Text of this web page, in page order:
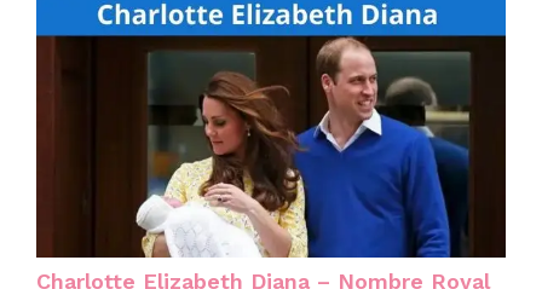
Charlotte Elizabeth Diana – Nombre Royal